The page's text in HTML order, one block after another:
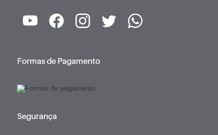
Formas de Pagamento
Segurança